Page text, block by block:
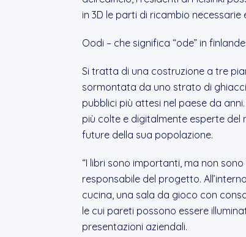
in 3D le parti di ricambio necessarie
Oodi – che significa “ode” in
Si tratta di una costruzione a tre
sormontata da uno strato di
pubblici più attesi nel paese da
più colte e digitalmente esperte del
future della sua popolazione.
“I libri sono importanti, ma non
responsabile del progetto.
cucina, una sala da gioco con
le cui pareti possono essere
presentazioni aziendali.